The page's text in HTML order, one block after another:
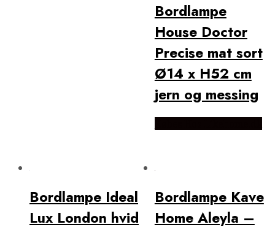
Bordlampe
House Doctor
Precise mat sort
Ø14 x H52 cm
jern og messing
Bordlampe Ideal
Lux London hvid
Bordlampe Kave
Home Aleyla –